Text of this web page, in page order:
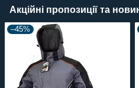
Акційні пропозиції та
–45%